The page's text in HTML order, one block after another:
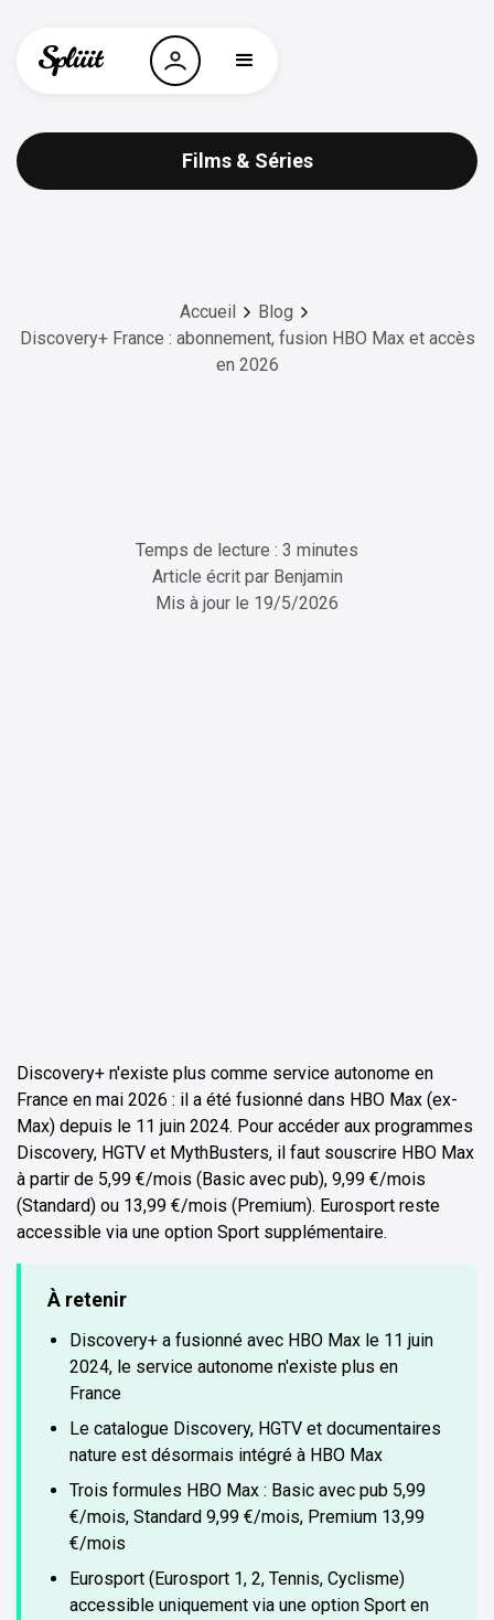
Films & Séries
Accueil
Blog
Discovery+ France : abonnement, fusion HBO Max et accès
en 2026
Temps de lecture : 3 minutes
Article écrit par Benjamin
Mis à jour le 19/5/2026
Discovery+ n'existe plus comme service autonome en
France en mai 2026 : il a été fusionné dans HBO Max (ex-
Max) depuis le 11 juin 2024. Pour accéder aux programmes
Discovery, HGTV et MythBusters, il faut souscrire HBO Max
à partir de 5,99 €/mois (Basic avec pub), 9,99 €/mois
(Standard) ou 13,99 €/mois (Premium). Eurosport reste
accessible via une option Sport supplémentaire.
À retenir
Discovery+ a fusionné avec HBO Max le 11 juin
2024, le service autonome n'existe plus en
France
Le catalogue Discovery, HGTV et documentaires
nature est désormais intégré à HBO Max
Trois formules HBO Max : Basic avec pub 5,99
€/mois, Standard 9,99 €/mois, Premium 13,99
€/mois
Eurosport (Eurosport 1, 2, Tennis, Cyclisme)
accessible uniquement via une option Sport en